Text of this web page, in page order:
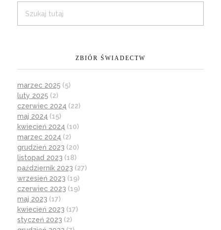
ZBIÓR ŚWIADECTW
marzec 2025 (5)
luty 2025 (2)
czerwiec 2024 (22)
maj 2024 (15)
kwiecień 2024 (10)
marzec 2024 (2)
grudzień 2023 (20)
listopad 2023 (18)
październik 2023 (27)
wrzesień 2023 (19)
czerwiec 2023 (19)
maj 2023 (17)
kwiecień 2023 (17)
styczeń 2023 (2)